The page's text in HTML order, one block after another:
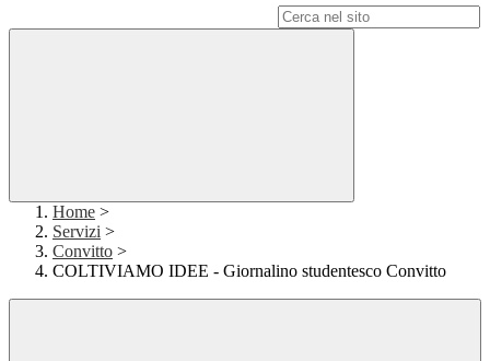
Home >
Servizi >
Convitto >
COLTIVIAMO IDEE - Giornalino studentesco Convitto